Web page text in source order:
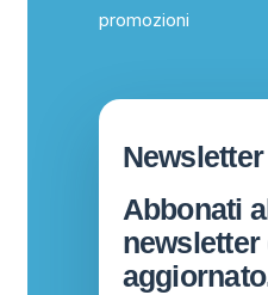
promozioni
Newsletter
Abbonati
newsletter